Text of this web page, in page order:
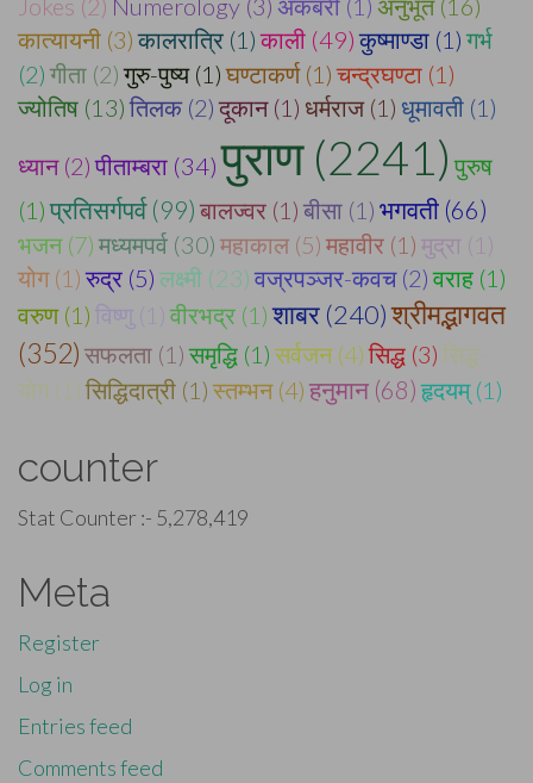
Jokes (2) Numerology (3) अकबरी (1) अनुभूत (16)
कात्यायनी (3) कालरात्रि (1) काली (49) कुष्माण्डा (1) गर्भ
(2) गीता (2) गुरु-पुष्य (1) घण्टाकर्ण (1) चन्द्रघण्टा (1)
ज्योतिष (13) तिलक (2) दूकान (1) धर्मराज (1) धूमावती (1)
ध्यान (2) पीताम्बरा (34) पुराण (2241) पुरुष
(1) प्रतिसर्गपर्व (99) बालज्वर (1) बीसा (1) भगवती (66)
भजन (7) मध्यमपर्व (30) महाकाल (5) महावीर (1) मुद्रा (1)
योग (1) रुद्र (5) लक्ष्मी (23) वज्रपञ्जर-कवच (2) वराह (1)
वरुण (1) विष्णु (1) वीरभद्र (1) शाबर (240)श्रीमद्भागवत
(352) सफलता (1) समृद्धि (1) सर्वजन (4) सिद्ध (3) सिद्ध-
योग (1) सिद्धिदात्री (1) स्तम्भन (4) हनुमान (68) हृदयम् (1)
counter
Stat Counter :- 5,278,419
Meta
Register
Log in
Entries feed
Comments feed